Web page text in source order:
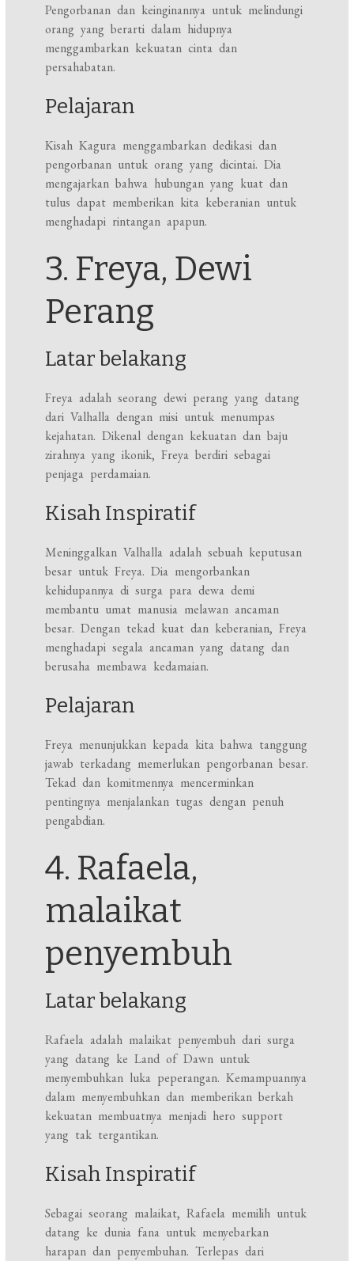
Pengorbanan dan keinginannya untuk melindungi
orang yang berarti dalam hidupnya
menggambarkan kekuatan cinta dan
persahabatan.
Pelajaran
Kisah Kagura menggambarkan dedikasi dan
pengorbanan untuk orang yang dicintai. Dia
mengajarkan bahwa hubungan yang kuat dan
tulus dapat memberikan kita keberanian untuk
menghadapi rintangan apapun.
3. Freya, Dewi
Perang
Latar belakang
Freya adalah seorang dewi perang yang datang
dari Valhalla dengan misi untuk menumpas
kejahatan. Dikenal dengan kekuatan dan baju
zirahnya yang ikonik, Freya berdiri sebagai
penjaga perdamaian.
Kisah Inspiratif
Meninggalkan Valhalla adalah sebuah keputusan
besar untuk Freya. Dia mengorbankan
kehidupannya di surga para dewa demi
membantu umat manusia melawan ancaman
besar. Dengan tekad kuat dan keberanian, Freya
menghadapi segala ancaman yang datang dan
berusaha membawa kedamaian.
Pelajaran
Freya menunjukkan kepada kita bahwa tanggung
jawab terkadang memerlukan pengorbanan besar.
Tekad dan komitmennya mencerminkan
pentingnya menjalankan tugas dengan penuh
pengabdian.
4. Rafaela,
malaikat
penyembuh
Latar belakang
Rafaela adalah malaikat penyembuh dari surga
yang datang ke Land of Dawn untuk
menyembuhkan luka peperangan. Kemampuannya
dalam menyembuhkan dan memberikan berkah
kekuatan membuatnya menjadi hero support
yang tak tergantikan.
Kisah Inspiratif
Sebagai seorang malaikat, Rafaela memilih untuk
datang ke dunia fana untuk menyebarkan
harapan dan penyembuhan. Terlepas dari